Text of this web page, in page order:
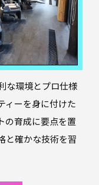
な環境とプロ仕様
ィーを身に付けた
の育成に要点を置
と確かな技術を習